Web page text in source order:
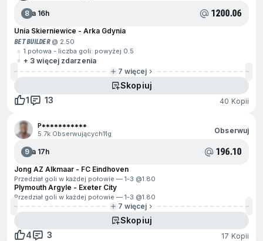
8Za 16h 1200.06
Unia Skierniewice - Arka Gdynia
BET BUILDER@ 2.50
1.połowa - liczba goli: powyżej 0.5
+ 3 więcej zdarzenia
7 więcej
Skopiuj
1
13 40 Kopii
P***********
5.7k Obserwujących11g Obserwuj
9Za 17h 196.10
Jong AZ Alkmaar - FC Eindhoven
Przedział goli w każdej połowie — 1-3 @1.80
Plymouth Argyle - Exeter City
Przedział goli w każdej połowie — 1-3 @1.80
7 więcej
Skopiuj
4
3 17 Kopii